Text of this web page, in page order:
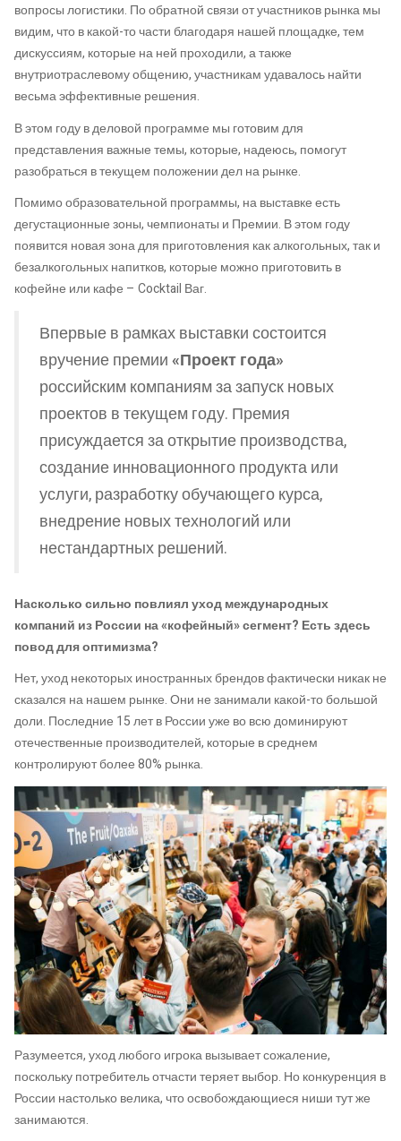
вопросы логистики. По обратной связи от участников рынка мы
видим, что в какой-то части благодаря нашей площадке, тем
дискуссиям, которые на ней проходили, а также
внутриотраслевому общению, участникам удавалось найти
весьма эффективные решения.
В этом году в деловой программе мы готовим для
представления важные темы, которые, надеюсь, помогут
разобраться в текущем положении дел на рынке.
Помимо образовательной программы, на выставке есть
дегустационные зоны, чемпионаты и Премии. В этом году
появится новая зона для приготовления как алкогольных, так и
безалкогольных напитков, которые можно приготовить в
кофейне или кафе – Cocktail Ваг.
Впервые в рамках выставки состоится
вручение премии «Проект года»
российским компаниям за запуск новых
проектов в текущем году. Премия
присуждается за открытие производства,
создание инновационного продукта или
услуги, разработку обучающего курса,
внедрение новых технологий или
нестандартных решений.
Насколько сильно повлиял уход международных
компаний из России на «кофейный» сегмент? Есть здесь
повод для оптимизма?
Нет, уход некоторых иностранных брендов фактически никак не
сказался на нашем рынке. Они не занимали какой-то большой
доли. Последние 15 лет в России уже во всю доминируют
отечественные производителей, которые в среднем
контролируют более 80% рынка.
Разумеется, уход любого игрока вызывает сожаление,
поскольку потребитель отчасти теряет выбор. Но конкуренция в
России настолько велика, что освобождающиеся ниши тут же
занимаются.